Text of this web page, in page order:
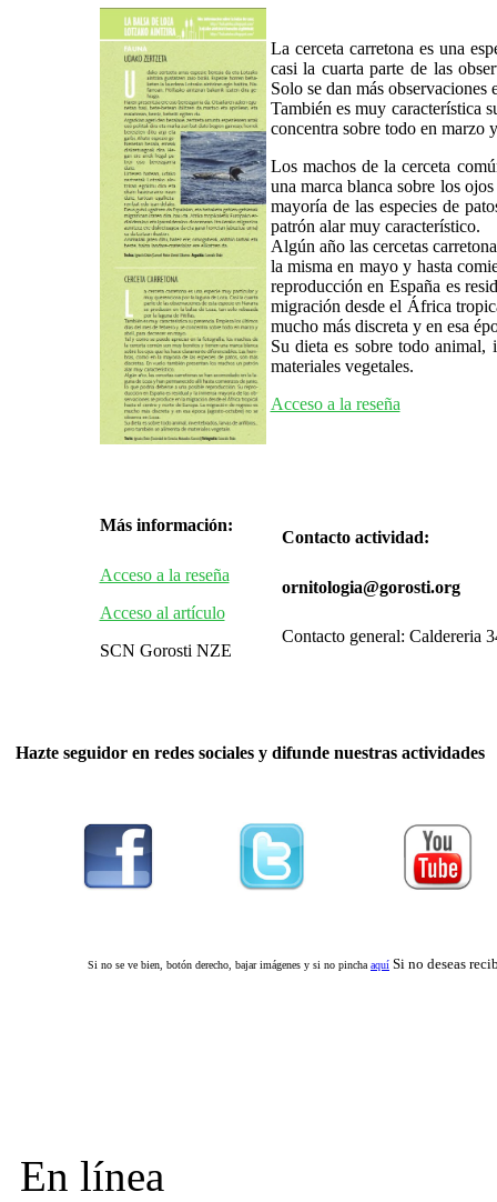
La cerceta carretona es una
casi la cuarta parte de las
Solo se dan más observaciones
También es muy característica
concentra sobre todo en marzo
Los machos de la cerceta
una marca blanca sobre los
mayoría de las especies de
patrón alar muy característico.
Algún año las cercetas
la misma en mayo y hasta
reproducción en España es
migración desde el África
mucho más discreta y en esa
Su dieta es sobre todo animal,
materiales vegetales.
Acceso a la reseña
Más información:
Acceso a la reseña
Acceso al artículo
SCN Gorosti NZE
Contacto actividad:
ornitologia@gorosti.org
Contacto general: Caldereria
Hazte seguidor en redes sociales y difunde nuestras actividades
Si no se ve bien, botón derecho, bajar imágenes y si no pinchaaquí Si no deseas
En línea